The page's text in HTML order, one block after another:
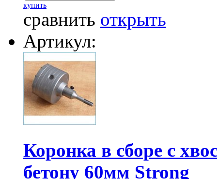
купить
сравнить открыть
Артикул:
Коронка в сборе с
бетону 60мм Strong